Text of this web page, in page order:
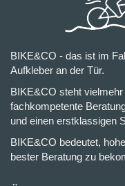
BIKE&CO - das ist im
Aufkleber an der Tür.
BIKE&CO steht
fachkompetente
und einen erstklassigen
BIKE&CO bedeutet,
bester Beratung zu